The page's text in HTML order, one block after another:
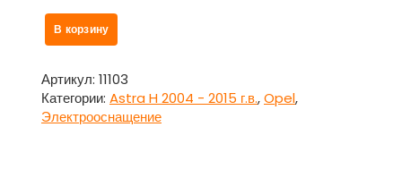
Количество
товара
(насос)
омывателя
лобового
В корзину
Артикул: 11103
Категории: Astra H 2004 - 2015 г.в.,Opel,
Электрооснащение